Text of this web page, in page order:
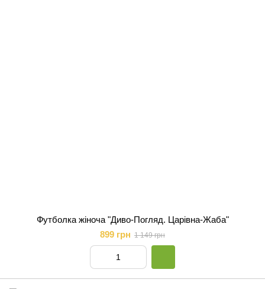
Футболка жіноча "Диво-Погляд. Царівна-Жаба"
899 грн 1 149 грн